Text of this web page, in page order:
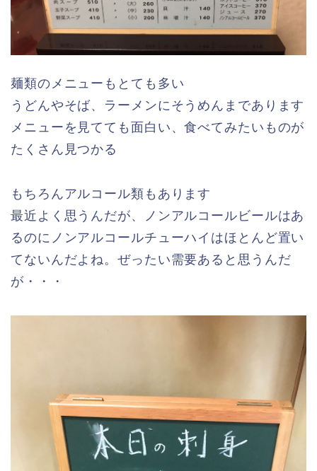
麺類のメニューもとても多い
うどんやそば、ラーメンにそうめんまであります
メニューを見てても面白い、食べてみたいものが
たくさん見つかる
もちろんアルコール類もあります
最近よく思うんだが、ノンアルコールビールはあ
るのにノンアルコールチューハイはほとんど置い
てないんだよね。ぜったい需要あると思うんだ
が・・・